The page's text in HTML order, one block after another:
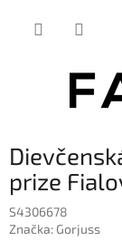
prize
S4306678
Značka: Gorjuss